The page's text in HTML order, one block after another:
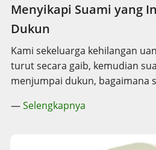
Menyikapi Suami yang
Dukun
Kami sekeluarga kehilangan
turut secara gaib, kemudian
menjumpai dukun, bagaimana
—Selengkapnya